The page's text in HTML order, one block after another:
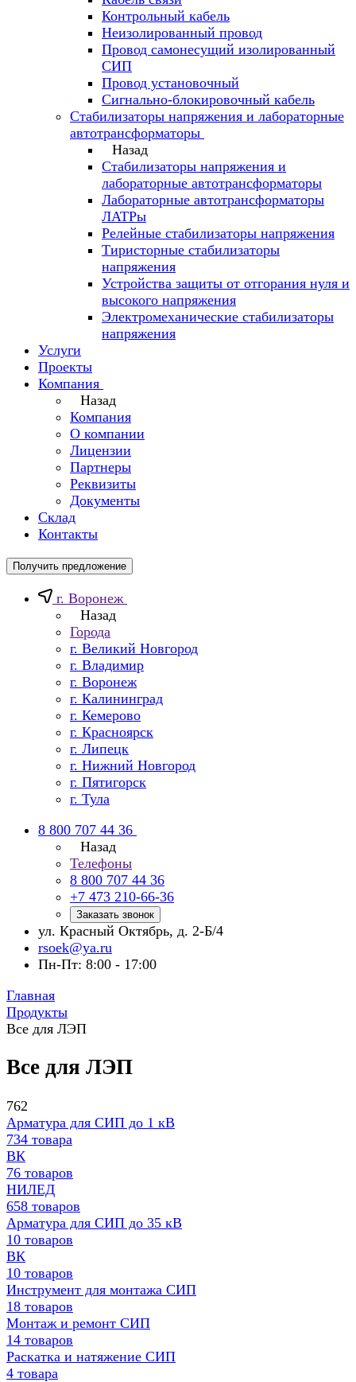
Контрольный кабель
Неизолированный провод
Провод самонесущий изолированный
СИП
Провод установочный
Сигнально-блокировочный кабель
Стабилизаторы напряжения и лабораторные
автотрансформаторы
Назад
Стабилизаторы напряжения и
лабораторные автотрансформаторы
Лабораторные автотрансформаторы
ЛАТРы
Релейные стабилизаторы напряжения
Тиристорные стабилизаторы
напряжения
Устройства защиты от отгорания нуля и
высокого напряжения
Электромеханические стабилизаторы
напряжения
Услуги
Проекты
Компания
Назад
Компания
О компании
Лицензии
Партнеры
Реквизиты
Документы
Склад
Контакты
Получить предложение
г. Воронеж
Назад
Города
г. Великий Новгород
г. Владимир
г. Воронеж
г. Калининград
г. Кемерово
г. Красноярск
г. Липецк
г. Нижний Новгород
г. Пятигорск
г. Тула
8 800 707 44 36
Назад
Телефоны
8 800 707 44 36
+7 473 210-66-36
Заказать звонок
ул. Красный Октябрь, д. 2-Б/4
rsoek@ya.ru
Пн-Пт: 8:00 - 17:00
Главная
Продукты
Все для ЛЭП
Все для ЛЭП
762
Арматура для СИП до 1 кВ
734 товара
ВК
76 товаров
НИЛЕД
658 товаров
Арматура для СИП до 35 кВ
10 товаров
ВК
10 товаров
Инструмент для монтажа СИП
18 товаров
Монтаж и ремонт СИП
14 товаров
Раскатка и натяжение СИП
4 товара